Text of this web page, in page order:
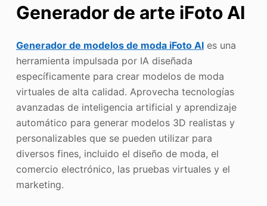
Generador de arte iFoto AI
Generador de modelos de moda iFoto AIes una
herramienta impulsada por IA diseñada
específicamente para crear modelos de moda
virtuales de alta calidad. Aprovecha tecnologías
avanzadas de inteligencia artificial y aprendizaje
automático para generar modelos 3D realistas y
personalizables que se pueden utilizar para
diversos fines, incluido el diseño de moda, el
comercio electrónico, las pruebas virtuales y el
marketing.